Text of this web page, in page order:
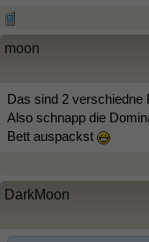
moon
Das sind 2 verschiedne
Also schnapp die
Bett auspackst
DarkMoon